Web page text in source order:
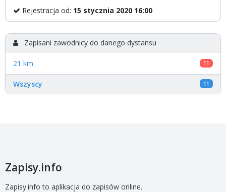
Rejestracja od: 15 stycznia 2020 16:00
Zapisani zawodnicy do danego dystansu
21 km 11
Wszyscy 11
Zapisy.info
Zapisy.info to aplikacja do zapisów online.